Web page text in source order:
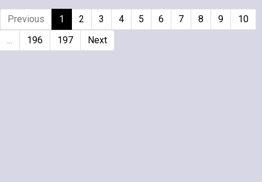
Previous 1 2 3 4 5 6 7 8 9
10
196 197 Next